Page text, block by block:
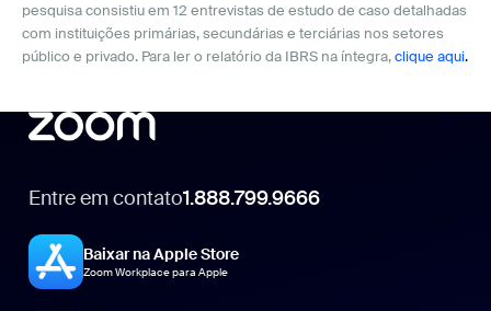
pesquisa consistiu em 12 entrevistas de estudo de caso detalhadas
com instituições primárias, secundárias e terciárias nos setores
público e privado. Para ler o relatório da IBRS na íntegra,clique aqui.
Entre em contato1.888.799.9666
Baixar na Apple Store
Zoom Workplace para Apple